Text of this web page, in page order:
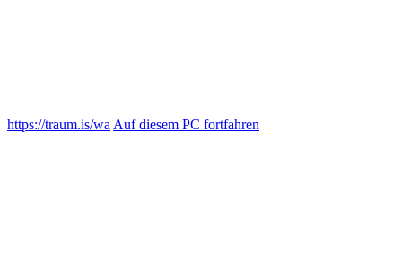
https://traum.is/wa Auf diesem PC fortfahren